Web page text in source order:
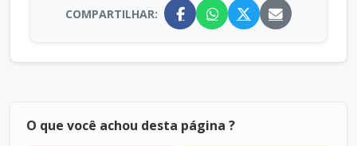
COMPARTILHAR:
O que você achou desta página ?